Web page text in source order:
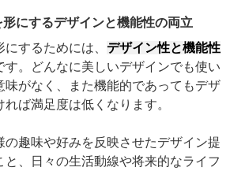
にするデザインと機能性の両立
するためには、 デザイン性と機能性
す。どんなに美しいデザインでも使い
味がなく、また機能的であってもデザ
ば満足度は低くなります。
の趣味や好みを反映させたデザイン提
と、日々の生活動線や将来的なライフ